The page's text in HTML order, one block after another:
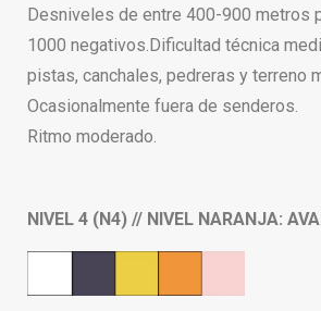
Desniveles de entre 400-900 metros
1000 negativos.Dificultad técnica
pistas, canchales, pedreras y terreno
Ocasionalmente fuera de senderos.
Ritmo moderado.
NIVEL 4 (N4) // NIVEL NARANJA: